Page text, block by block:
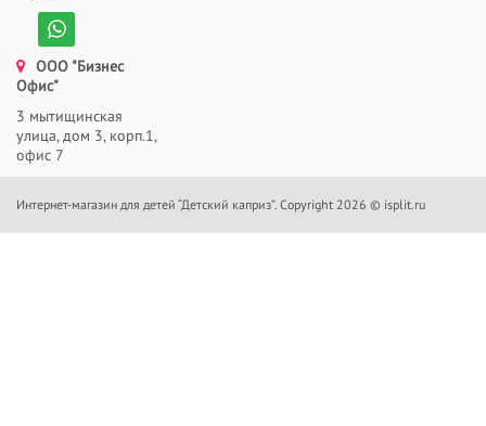
ООО "Бизнес
Офис"
3 мытищинская
улица, дом 3, корп.1,
офис 7
Интернет-магазин для детей “Детский каприз”. Copyright 2026 © isplit.ru